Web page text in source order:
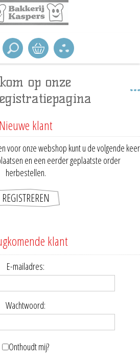
op onze
Nieuwe klant
voor onze webshop kunt u de volgende keer
en een eerder geplaatste order
herbestellen.
klant
E-mailadres:
Wachtwoord:
Onthoudt mij?